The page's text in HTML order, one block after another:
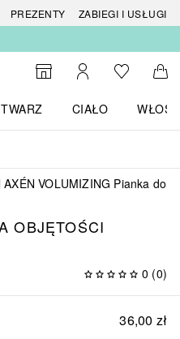
PREZENTY
ZABIEGI I USŁUGI
Do wyszukiwarki
Moje kontoDo listyDo
TWARZ
CIAŁO
WŁOSY
AXÉN VOLUMIZING Pianka do
OBJĘTOŚCI
0 (0)
36,00 zł